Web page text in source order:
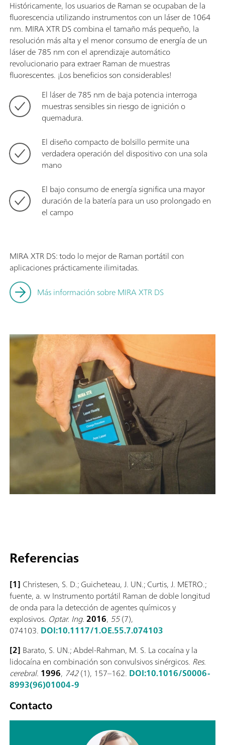
Históricamente, los usuarios de Raman se ocupaban de la
fluorescencia utilizando instrumentos con un láser de 1064
nm. MIRA XTR DS combina el tamaño más pequeño, la
resolución más alta y el menor consumo de energía de un
láser de 785 nm con el aprendizaje automático
revolucionario para extraer Raman de muestras
fluorescentes. ¡Los beneficios son considerables!
El láser de 785 nm de baja potencia interroga
muestras sensibles sin riesgo de ignición o
quemadura.
El diseño compacto de bolsillo permite una
verdadera operación del dispositivo con una sola
mano
El bajo consumo de energía significa una mayor
duración de la batería para un uso prolongado en
el campo
MIRA XTR DS: todo lo mejor de Raman portátil con
aplicaciones prácticamente ilimitadas.
Más información sobre MIRA XTR DS
Referencias
[1] Christesen, S. D.; Guicheteau, J. UN.; Curtis, J. METRO.;
fuente, a. w Instrumento portátil Raman de doble longitud
de onda para la detección de agentes químicos y
explosivos. Optar. Ing.2016, 55(7),
074103. DOI:10.1117/1.OE.55.7.074103
[2] Barato, S. UN.; Abdel-Rahman, M. S. La cocaína y la
lidocaína en combinación son convulsivos sinérgicos. Res.
cerebral. 1996, 742(1), 157–162. DOI:10.1016/S0006-
8993(96)01004-9
Contacto